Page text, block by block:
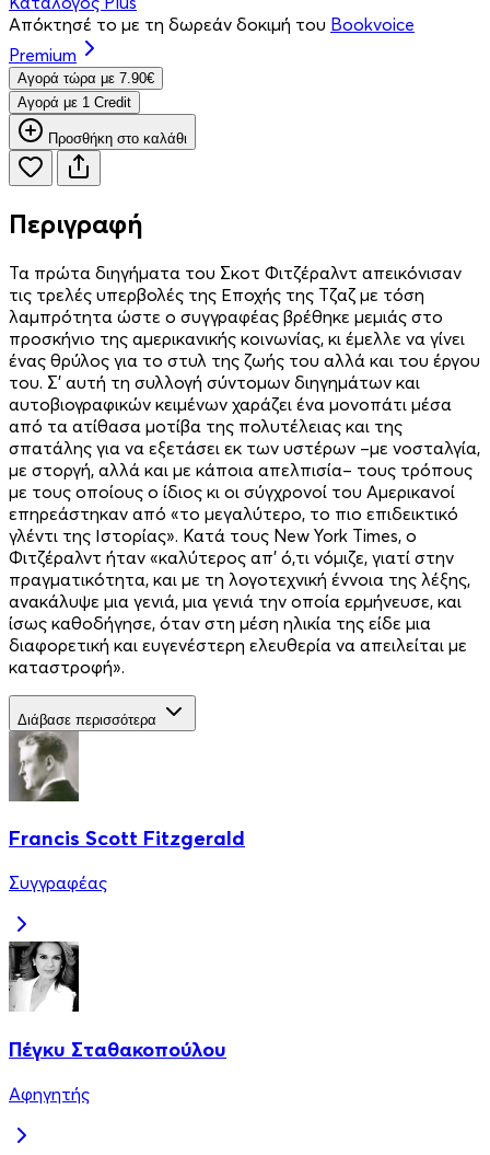
Απόκτησέ το με τη δωρεάν δοκιμή του Bookvoice
Premium
Aγορά τώρα με 7.90€
Aγορά με 1 Credit
Προσθήκη στο καλάθι
Περιγραφή
Τα πρώτα διηγήματα του Σκοτ Φιτζέραλντ απεικόνισαν
τις τρελές υπερβολές της Εποχής της Τζαζ με τόση
λαμπρότητα ώστε ο συγγραφέας βρέθηκε μεμιάς στο
προσκήνιο της αμερικανικής κοινωνίας, κι έμελλε να γίνει
ένας θρύλος για το στυλ της ζωής του αλλά και του έργου
του. Σ’ αυτή τη συλλογή σύντομων διηγημάτων και
αυτοβιογραφικών κειμένων χαράζει ένα μονοπάτι μέσα
από τα ατίθασα μοτίβα της πολυτέλειας και της
σπατάλης για να εξετάσει εκ των υστέρων –με νοσταλγία,
με στοργή, αλλά και με κάποια απελπισία– τους τρόπους
με τους οποίους ο ίδιος κι οι σύγχρονοί του Αμερικανοί
επηρεάστηκαν από «το μεγαλύτερο, το πιο επιδεικτικό
γλέντι της Ιστορίας». Κατά τους New York Times, ο
Φιτζέραλντ ήταν «καλύτερος απ’ ό,τι νόμιζε, γιατί στην
πραγματικότητα, και με τη λογοτεχνική έννοια της λέξης,
ανακάλυψε μια γενιά, μια γενιά την οποία ερμήνευσε, και
ίσως καθοδήγησε, όταν στη μέση ηλικία της είδε μια
διαφορετική και ευγενέστερη ελευθερία να απειλείται με
καταστροφή».
Διάβασε περισσότερα
Francis Scott Fitzgerald
Συγγραφέας
Πέγκυ Σταθακοπούλου
Αφηγητής